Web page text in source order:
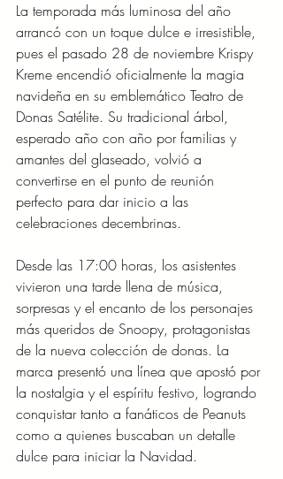
La temporada más luminosa del año
arrancó con un toque dulce e irresistible,
pues el pasado 28 de noviembre Krispy
Kreme encendió oficialmente la magia
navideña en su emblemático Teatro de
Donas Satélite. Su tradicional árbol,
esperado año con año por familias y
amantes del glaseado, volvió a
convertirse en el punto de reunión
perfecto para dar inicio a las
celebraciones decembrinas.
Desde las 17:00 horas, los asistentes
vivieron una tarde llena de música,
sorpresas y el encanto de los personajes
más queridos de Snoopy, protagonistas
de la nueva colección de donas. La
marca presentó una línea que apostó por
la nostalgia y el espíritu festivo, logrando
conquistar tanto a fanáticos de Peanuts
como a quienes buscaban un detalle
dulce para iniciar la Navidad.